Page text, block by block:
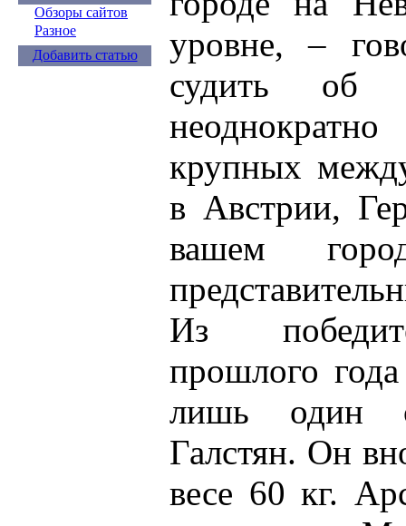
Обзоры сайтов
Разное
Добавить статью
уровне, –
судить об
крупных
в Австрии,
вашем
Из
прошлого
лишь один
Галстян. Он
весе 60 кг.